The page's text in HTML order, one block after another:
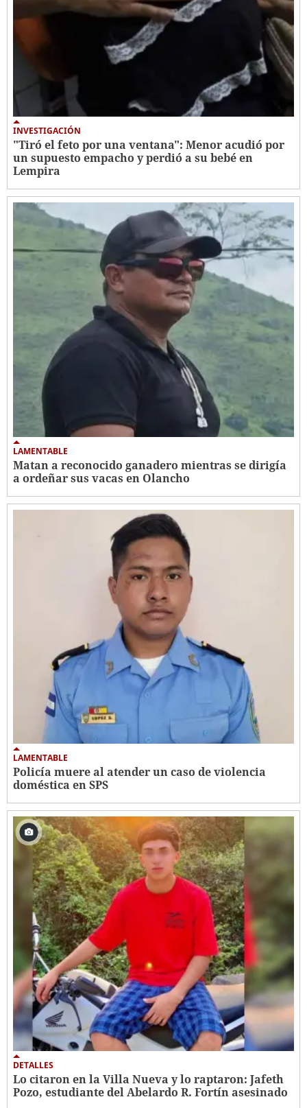
INVESTIGACIÓN
"Tiró el feto por una ventana": Menor acudió por
un supuesto empacho y perdió a su bebé en
Lempira
LAMENTABLE
Matan a reconocido ganadero mientras se dirigía
a ordeñar sus vacas en Olancho
LAMENTABLE
Policía muere al atender un caso de violencia
doméstica en SPS
DETALLES
Lo citaron en la Villa Nueva y lo raptaron: Jafeth
Pozo, estudiante del Abelardo R. Fortín asesinado